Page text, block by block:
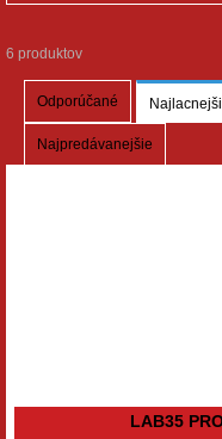
6 produktov
Odporúčané
Najpredávanejšie
LAB35